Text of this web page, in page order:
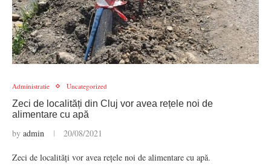
Administratie Uncategorized
Zeci de localități din Cluj vor avea rețele noi de
alimentare cu apă
by admin 20/08/2021
Zeci de localități vor avea rețele noi de alimentare cu apă.